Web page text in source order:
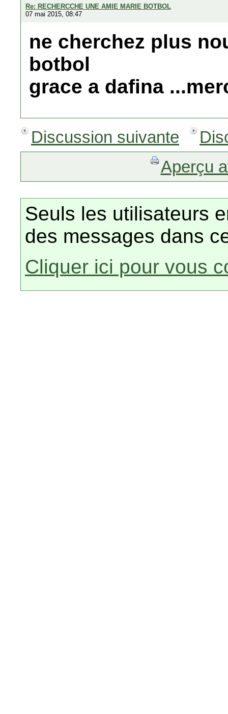
Re: RECHERCCHE UNE AMIE MARIE BOTBOL
07 mai 2015, 08:47
ne cherchez plus
botbol
grace a dafina
Discussion suivante
Aperçu
Seuls les utilisateurs
des messages dans
Cliquer ici pour vous